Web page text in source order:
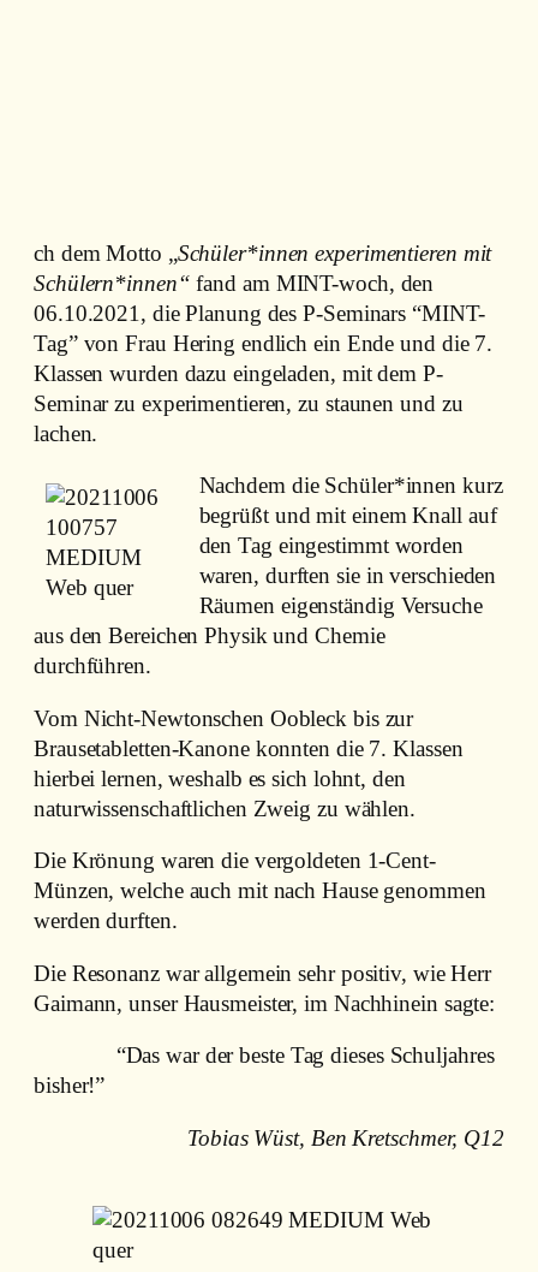
ch dem Motto „Schüler*innen experimentieren mit
Schülern*innen“ fand am MINT-woch, den
06.10.2021, die Planung des P-Seminars “MINT-
Tag” von Frau Hering endlich ein Ende und die 7.
Klassen wurden dazu eingeladen, mit dem P-
Seminar zu experimentieren, zu staunen und zu
lachen.
Nachdem die Schüler*innen kurz
begrüßt und mit einem Knall auf
den Tag eingestimmt worden
waren, durften sie in verschieden
Räumen eigenständig Versuche
aus den Bereichen Physik und Chemie
durchführen.
Vom Nicht-Newtonschen Oobleck bis zur
Brausetabletten-Kanone konnten die 7. Klassen
hierbei lernen, weshalb es sich lohnt, den
naturwissenschaftlichen Zweig zu wählen.
Die Krönung waren die vergoldeten 1-Cent-
Münzen, welche auch mit nach Hause genommen
werden durften.
Die Resonanz war allgemein sehr positiv, wie Herr
Gaimann, unser Hausmeister, im Nachhinein sagte:
“Das war der beste Tag dieses Schuljahres
bisher!”
Tobias Wüst, Ben Kretschmer, Q12